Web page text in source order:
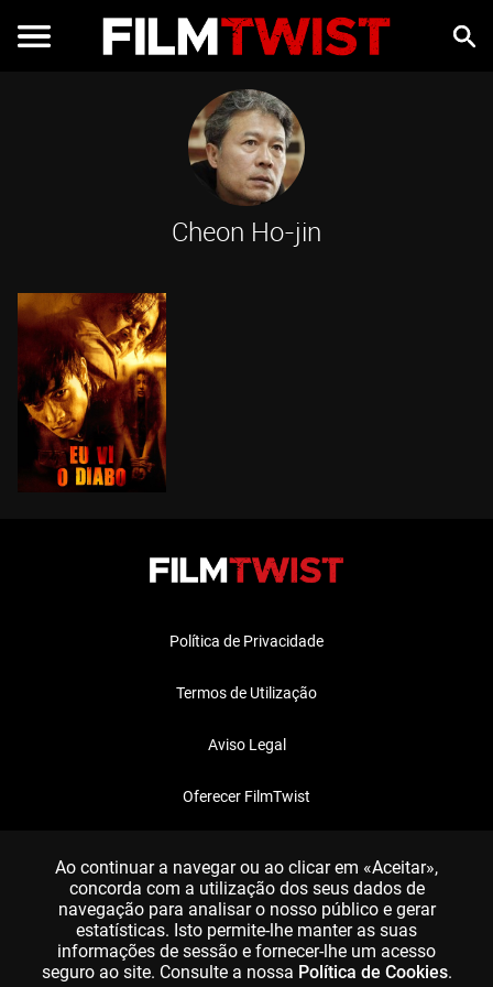
Cheon Ho-jin
Política de Privacidade
Termos de Utilização
Aviso Legal
Oferecer FilmTwist
Ao continuar a navegar ou ao clicar em «Aceitar»,
concorda com a utilização dos seus dados de
navegação para analisar o nosso público e gerar
estatísticas. Isto permite-lhe manter as suas
informações de sessão e fornecer-lhe um acesso
seguro ao site. Consulte a nossa Política de Cookies.